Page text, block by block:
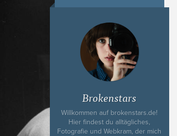
Ich bin Fyn,
23, und
wohne in
Köln
Brokenstars
Willkommen auf brokenstars.de!
Hier findest du alltägliches,
Fotografie und Webkram, der mich